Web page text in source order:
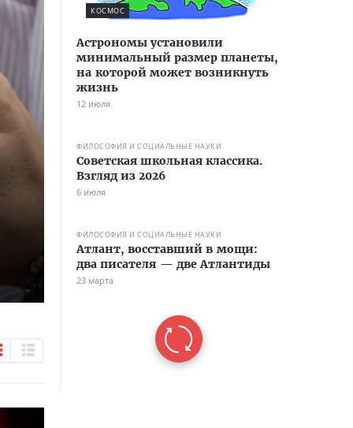
КОСМОС
Астрономы установили
минимальный размер планеты,
на которой может возникнуть
жизнь
12 июля
ФИЛОСОФИЯ И СОЦИАЛЬНЫЕ НАУКИ
Советская школьная классика.
Взгляд из 2026
6 июля
ФИЛОСОФИЯ И СОЦИАЛЬНЫЕ НАУКИ
Атлант, восставший в мощи:
два писателя — две Атлантиды
23 марта